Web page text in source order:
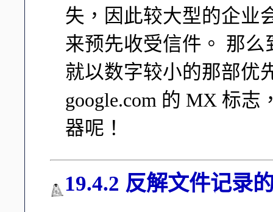
失，因此较大型的企业
来预先收受信件。 那
就以数字较小的那部优
google.com 的 MX 标
器呢！
19.4.2 反解文件记录